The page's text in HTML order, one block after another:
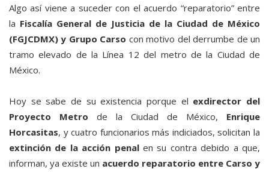
Algo así viene a suceder con el acuerdo “reparatorio” entre
la Fiscalía General de Justicia de la Ciudad de México
(FGJCDMX) y Grupo Carso con motivo del derrumbe de un
tramo elevado de la Línea 12 del metro de la Ciudad de
México.
Hoy se sabe de su existencia porque el exdirector del
Proyecto Metro de la Ciudad de México, Enrique
Horcasitas, y cuatro funcionarios más indiciados, solicitan la
extinción de la acción penalen su contra debido a que,
informan, ya existe un acuerdo reparatorio entre Carso y